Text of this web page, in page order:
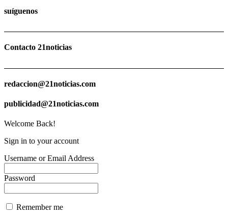
suíguenos
Contacto 21noticias
redaccion@21noticias.com
publicidad@21noticias.com
Welcome Back!
Sign in to your account
Username or Email Address
Password
Remember me